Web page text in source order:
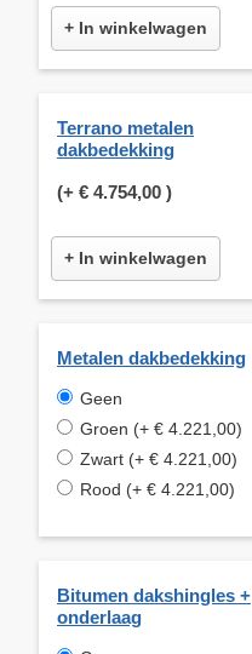
+ In winkelwagen
Terrano metalen
dakbedekking
(+ € 4.754,00 )
+ In winkelwagen
Metalen dakbedekking
Geen
Groen (+ € 4.221,00)
Zwart (+ € 4.221,00)
Rood (+ € 4.221,00)
Bitumen dakshingles +
onderlaag